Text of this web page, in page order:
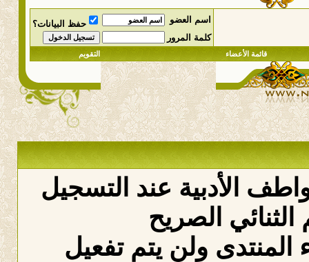
اسم العضو
حفظ البيانات؟
كلمة المرور
قائمة الأعضاء التقويم
الأدبية عند التسجيل
الصريح
ولن يتم تفعيل